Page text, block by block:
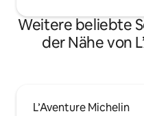
Weitere beliebte
der Nähe von
L’Aventure Michelin